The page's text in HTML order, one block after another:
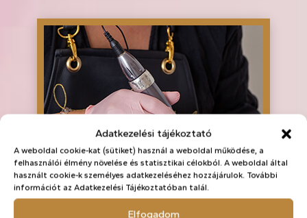
Adatkezelési tájékoztató
A weboldal cookie-kat (sütiket) használ a weboldal működése, a
felhasználói élmény növelése és statisztikai célokból. A weboldal által
használt cookie-k személyes adatkezeléséhez hozzájárulok. További
információt az Adatkezelési Tájékoztatóban talál.
Elfogadom